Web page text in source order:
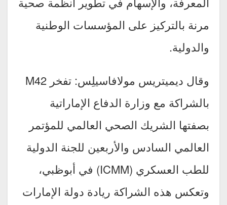
مرنة بالتركيز على المؤسسات الوطنية
والدولية.
وقال ديميتريس مولافاسيلِس: تفخر M42
بالشراكة مع وزارة الدفاع الإماراتية
بصفتها الشريك الصحي العالمي للمؤتمر
العالمي السادس والأربعين للجنة الدولية
للطب العسكري (ICMM) في أبوظبي،
وتعكس هذه الشراكة ريادة دولة الإمارات